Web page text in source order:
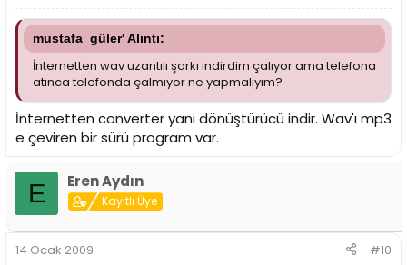
mustafa_güler' Alıntı:
İnternetten wav uzantılı şarkı indirdim çalıyor ama telefona
atınca telefonda çalmıyor ne yapmalıyım?
İnternetten converter yani dönüştürücü indir. Wav'ı mp3
e çeviren bir sürü program var.
E Eren Aydın
Kayıtlı Üye
14 Ocak 2009 #10